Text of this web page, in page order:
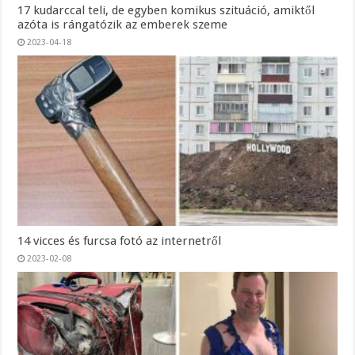
17 kudarccal teli, de egyben komikus szituáció, amiktől
azóta is rángatózik az emberek szeme
2023-04-18
14 vicces és furcsa fotó az internetről
2023-02-08